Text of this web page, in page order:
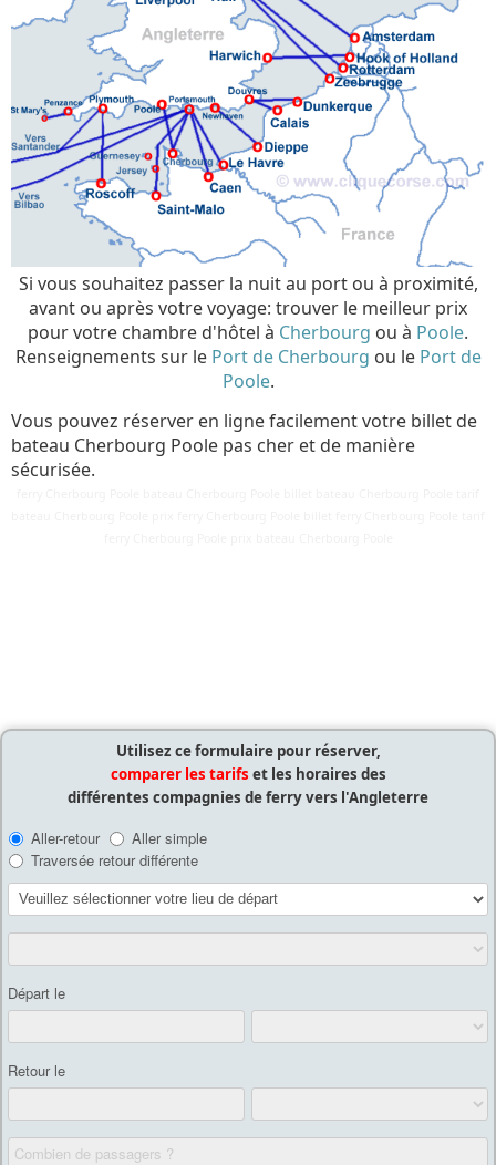
Si vous souhaitez passer la nuit au port ou à proximité,
avant ou après votre voyage: trouver le meilleur prix
pour votre chambre d'hôtel à Cherbourg ou à Poole.
Renseignements sur le Port de Cherbourg ou le Port de
Poole.
Vous pouvez réserver en ligne facilement votre billet de
bateau Cherbourg Poole pas cher et de manière
sécurisée.
Utilisez ce formulaire pour réserver,
comparer les tarifs et les horaires des
différentes compagnies de ferry vers l'Angleterre